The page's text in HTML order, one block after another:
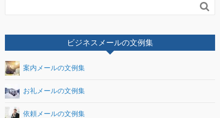

ビジネスメールの文例集
案内メールの文例集
お礼メールの文例集
依頼メールの文例集